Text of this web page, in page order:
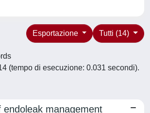
Tutti (14)
Esportazione
(tempo di esecuzione: 0.031 secondi).
endoleak management